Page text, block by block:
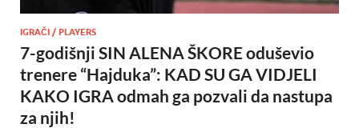
IGRAČI / PLAYERS
7-godišnji SIN ALENA ŠKORE oduševio
trenere “Hajduka”: KAD SU GA VIDJELI
KAKO IGRA odmah ga pozvali da nastupa
za njih!